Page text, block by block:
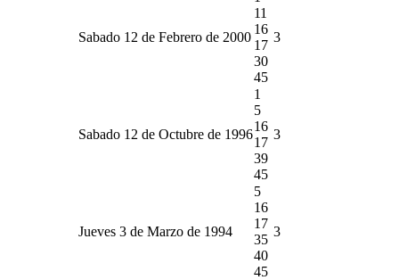
Sabado 12 de Febrero de 2000
11
16
17
30
45
3
Sabado 12 de Octubre de 1996
1
5
16
17
39
45
3
Jueves 3 de Marzo de 1994
5
16
17
35
40
45
3